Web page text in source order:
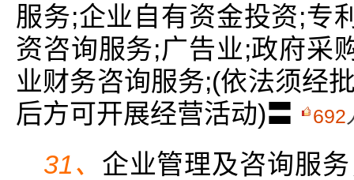
服务;企业自有资金投资;专
资咨询服务;广告业;政府采
业财务咨询服务;(依法须经
后方可开展经营活动)〓
692
31、 企业管理及咨询服